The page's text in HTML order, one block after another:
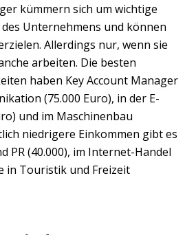
kümmern sich um wichtige
Unternehmens und können
Allerdings nur, wenn sie
arbeiten. Die besten
haben Key Account Manager
(75.000 Euro), in der E-
und im Maschinenbau
niedrigere Einkommen gibt es
PR (40.000), im Internet-Handel
in Touristik und Freizeit